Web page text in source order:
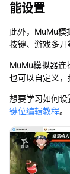
能设置
此外，MuMu模
按键、游戏多开
MuMu模拟器连
也可以自定义，
想要学习如何
键位编辑教程。